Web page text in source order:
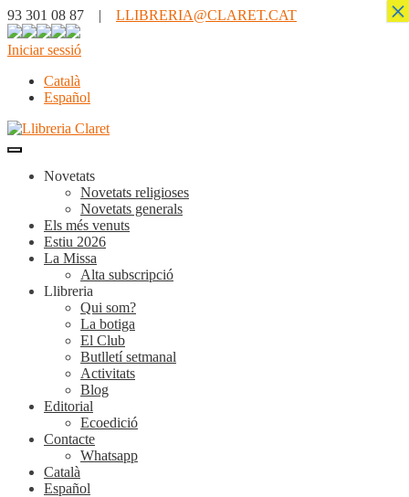
93 301 08 87 | LLIBRERIA@CLARET.CAT
Iniciar sessió
Català
Español
Novetats
Novetats religioses
Novetats generals
Els més venuts
Estiu 2026
La Missa
Alta subscripció
Llibreria
Qui som?
La botiga
El Club
Butlletí setmanal
Activitats
Blog
Editorial
Ecoedició
Contacte
Whatsapp
Català
Español
×